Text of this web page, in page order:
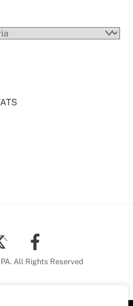
To
Top
All Rights Reserved